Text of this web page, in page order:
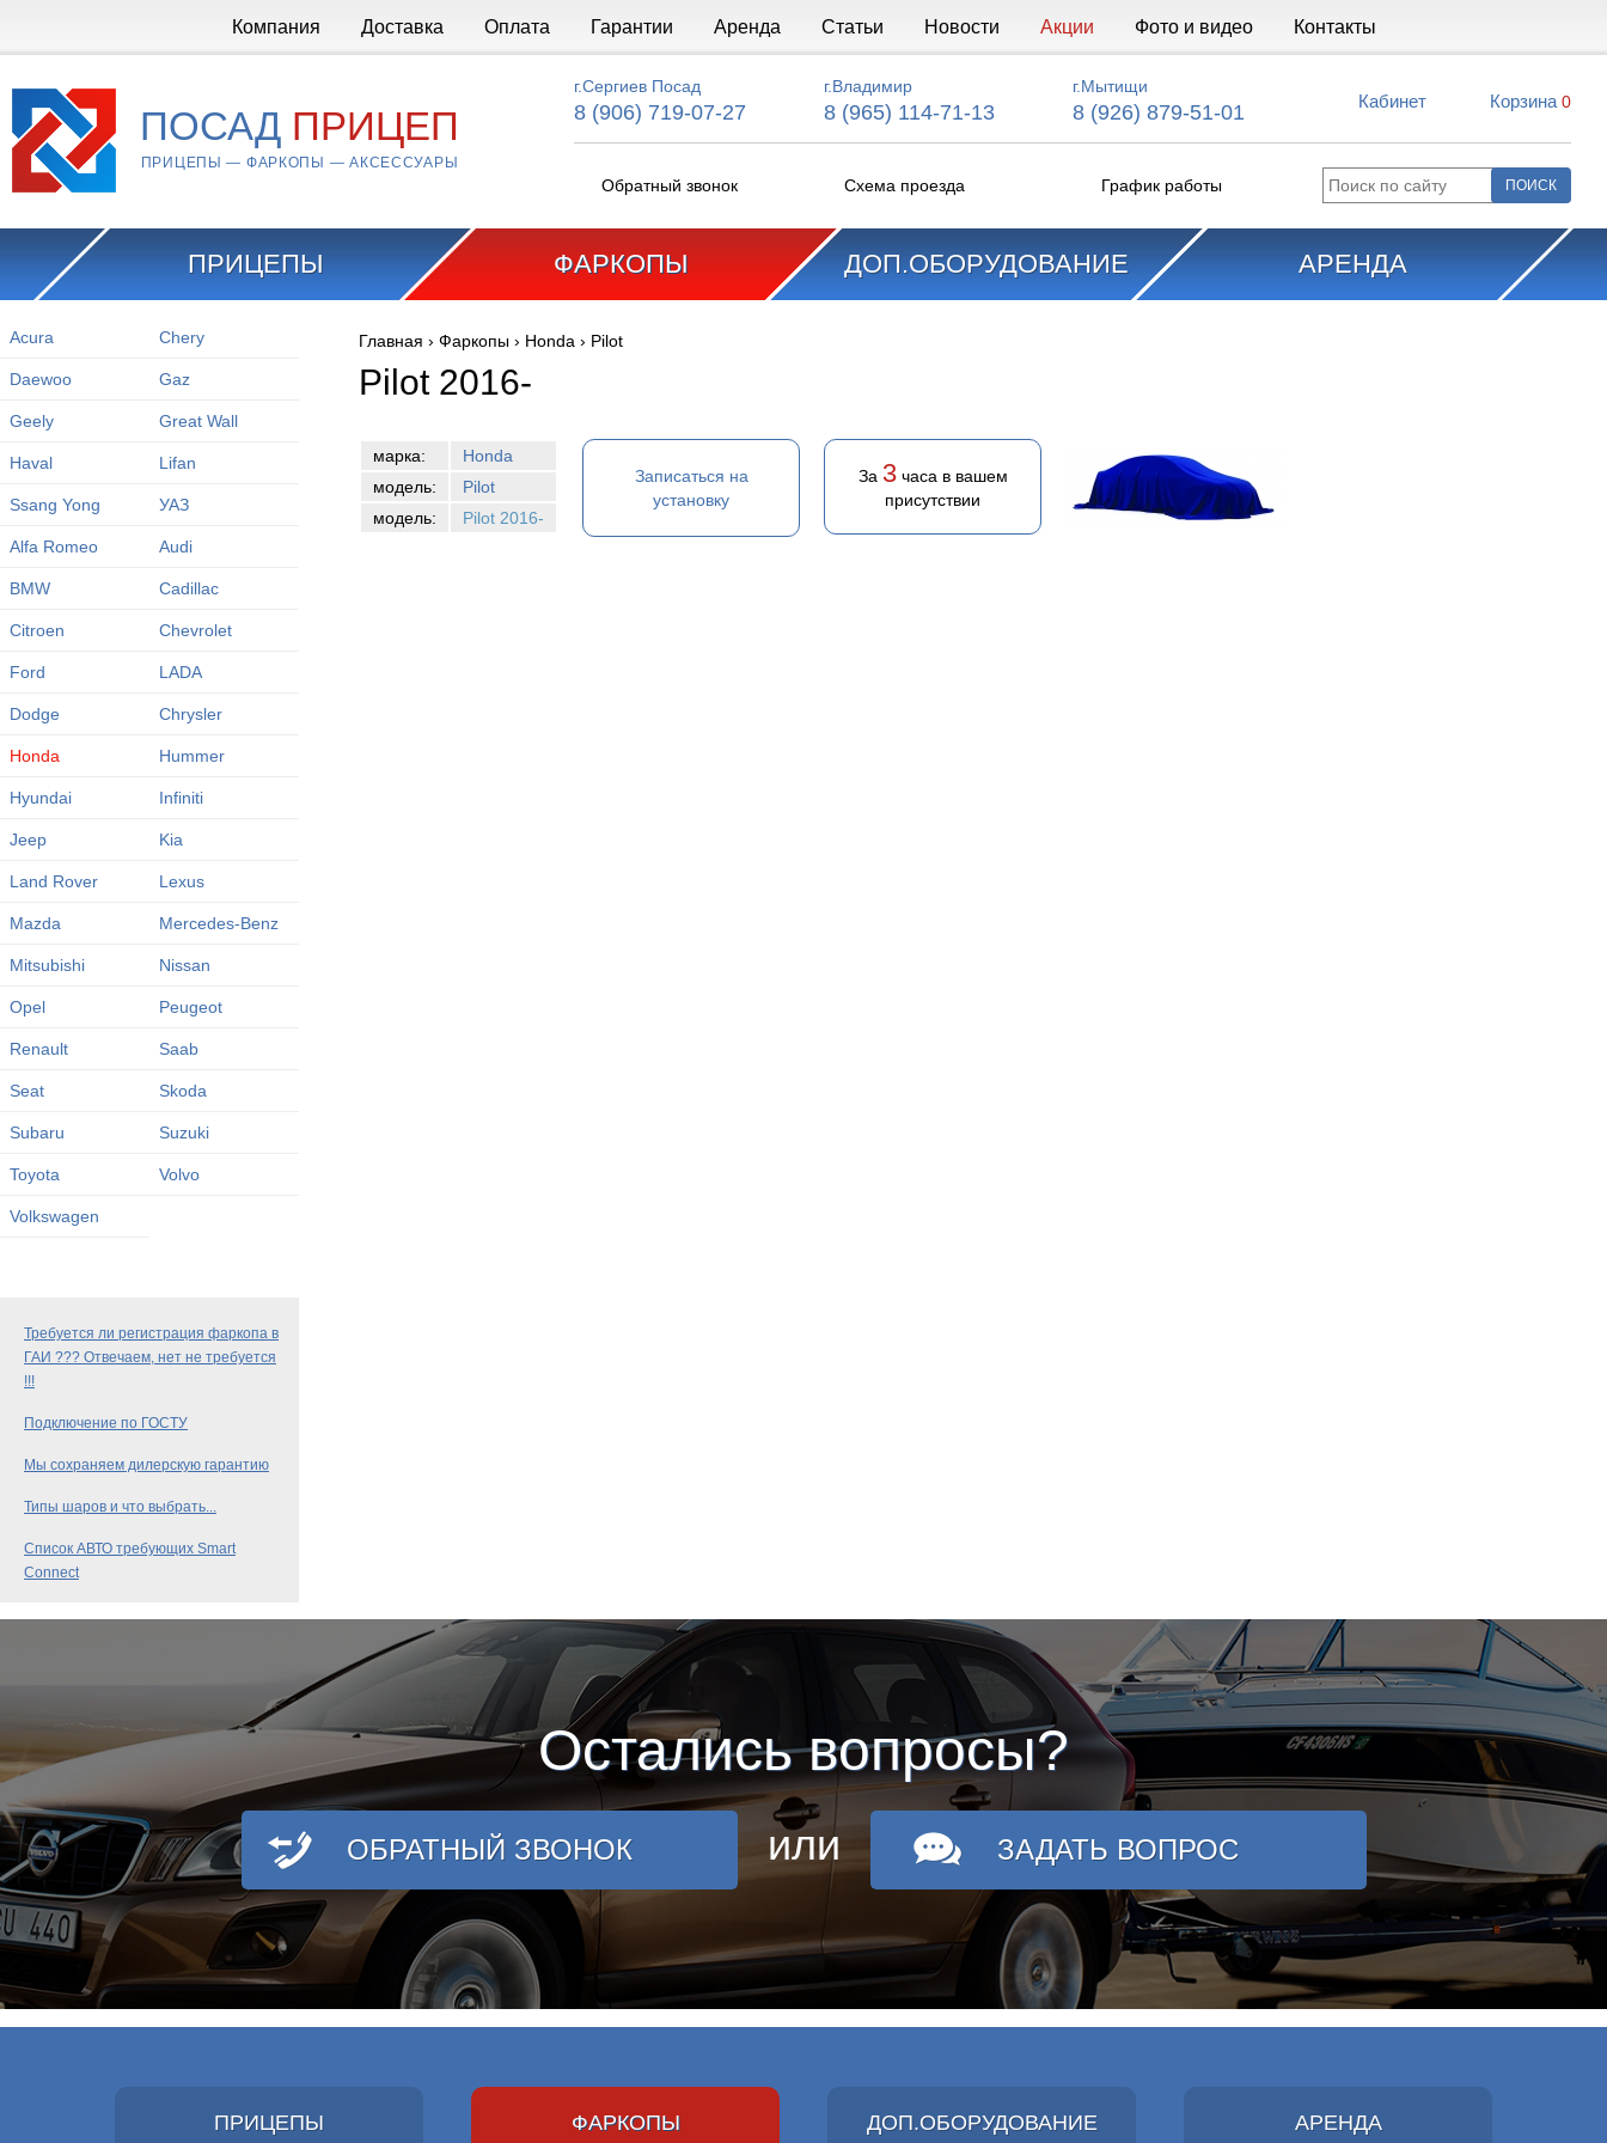
Компания Доставка Оплата Гарантии Аренда Статьи Новости Акции Фото и видео Контакты
ПОСАД ПРИЦЕП
ПРИЦЕПЫ — ФАРКОПЫ — АКСЕССУАРЫ
г.Сергиев Посад
8 (906) 719-07-27
г.Владимир
8 (965) 114-71-13
г.Мытищи
8 (926) 879-51-01 Кабинет Корзина 0
Обратный звонок Схема проезда График работы
ПРИЦЕПЫ ФАРКОПЫ ДОП.ОБОРУДОВАНИЕ АРЕНДА
Acura Chery
Daewoo Gaz
Geely Great Wall
Haval Lifan
Ssang Yong УАЗ
Alfa Romeo Audi
BMW Cadillac
Citroen Chevrolet
Ford LADA
Dodge Chrysler
Honda Hummer
Hyundai Infiniti
Jeep Kia
Land Rover Lexus
Mazda Mercedes-Benz
Mitsubishi Nissan
Opel Peugeot
Renault Saab
Seat Skoda
Subaru Suzuki
Toyota Volvo
Volkswagen
Требуется ли регистрация фаркопа в
ГАИ ??? Отвечаем, нет не требуется
!!!
Подключение по ГОСТУ
Мы сохраняем дилерскую гарантию
Типы шаров и что выбрать...
Список АВТО требующих Smart
Connect
Вы здесь
Главная › Фаркопы › Honda › Pilot
Pilot 2016-
марка:
Honda
модель:
Pilot
модель:
Pilot 2016-
Записаться на
установку
За 3часа в вашем
присутствии
Остались вопросы?
ОБРАТНЫЙ ЗВОНОК или ЗАДАТЬ ВОПРОС
ПРИЦЕПЫ ФАРКОПЫ ДОП.ОБОРУДОВАНИЕ АРЕНДА